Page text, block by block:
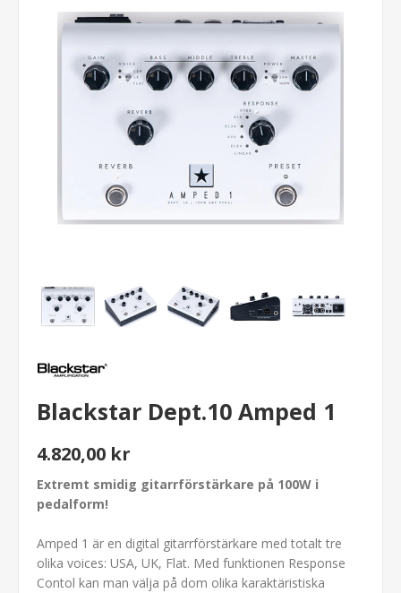
Blackstar Dept.10 Amped 1
4.820,00 kr
Extremt smidig gitarrförstärkare på 100W i
pedalform!
Amped 1 är en digital gitarrförstärkare med totalt tre
olika voices: USA, UK, Flat. Med funktionen Response
Contol kan man välja på dom olika karaktäristiska